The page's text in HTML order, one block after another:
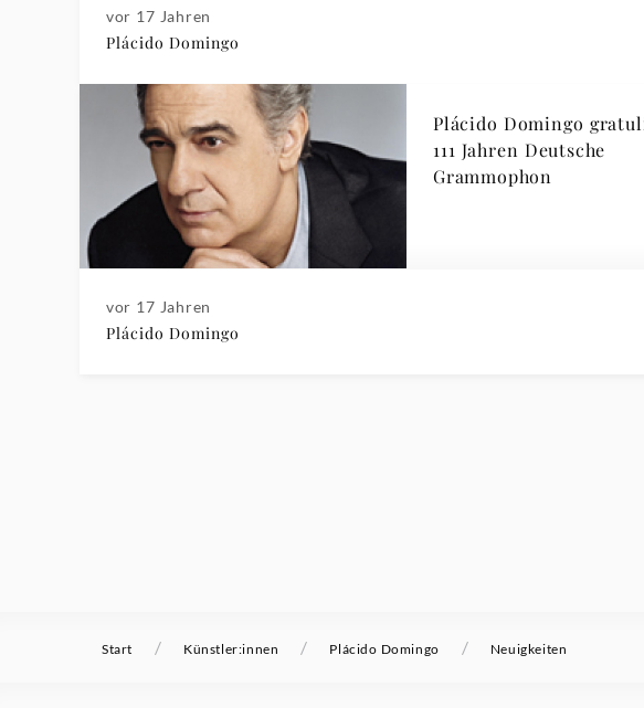
vor 17 Jahren
Plácido Domingo
Plácido Domingo
111 Jahren Deutsche
Grammophon
vor 17 Jahren
Plácido Domingo
Start / Künstler:innen / Plácido Domingo / Neuigkeiten